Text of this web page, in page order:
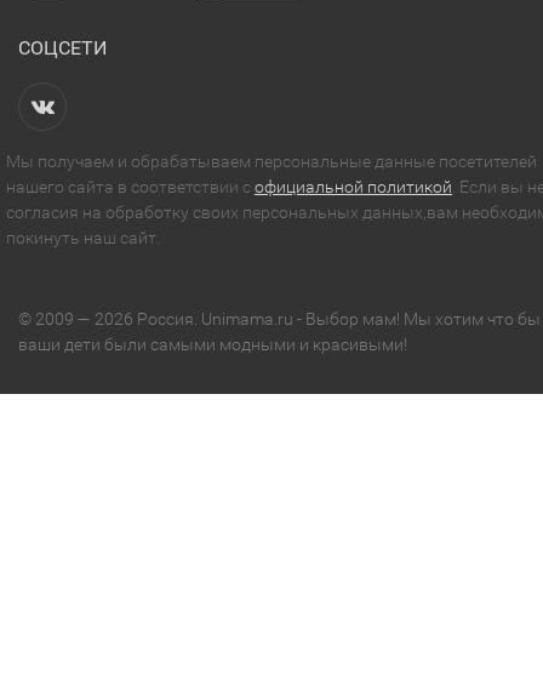
СОЦСЕТИ
Мы получаем и обрабатываем персональные данные посетителей
нашего сайта в соответствии софициальной политикой. Если вы
согласия на обработку своих персональных данных,вам
покинуть наш сайт.
© 2009 — 2026 Россия. Unimama.ru - Выбор мам! Мы хотим что бы
ваши дети были самыми модными и красивыми!